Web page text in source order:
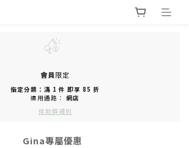
會員限定
指定分類：滿 1 件 即享 85 折
適用通路： 網店
條款與細則
Gina專屬優惠